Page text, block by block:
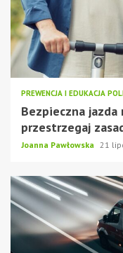
PREWENCJA I EDUKACJA
Bezpieczna
przestrzegaj
Joanna Pawłowska 21